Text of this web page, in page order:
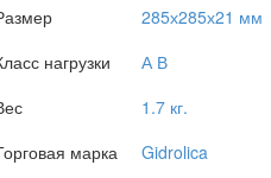
285х285х21 мм
нагрузки
А В
1.7 кг.
марка
Gidrolica